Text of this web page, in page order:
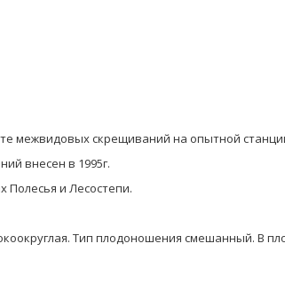
межвидовых скрещиваний на опытной
внесен в 1995г.
и Лесостепи.
Тип плодоношения смешанный. В